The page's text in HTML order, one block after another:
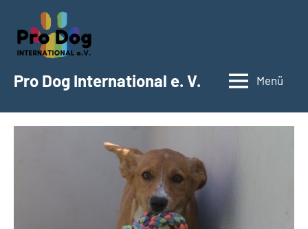
Inhalt
springen
Pro Dog International e. V. Menü